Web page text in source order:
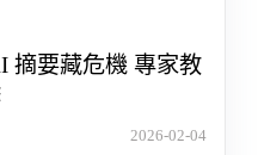
摘要藏危機 專家教
2026-02-04